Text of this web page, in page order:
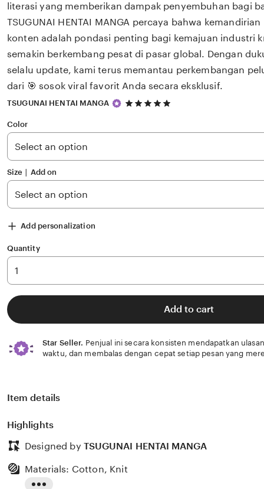
literasi yang memberikan dampak penyembuhan bagi
TSUGUNAI HENTAI MANGA percaya bahwa
konten adalah pondasi penting bagi kemajuan industri
semakin berkembang pesat di pasar global. Dengan
selalu update, kami terus memantau perkembangan
dari 🎯 sosok viral favorit Anda secara eksklusif.
TSUGUNAI HENTAI MANGA
5
5
Color
Size ∣ Add on
Add personalization
Quantity
Add to cart
Star Seller. Penjual ini secara konsisten mendapatkan
waktu, dan membalas dengan cepat setiap pesan yang
Item details
Highlights
Designed by TSUGUNAI HENTAI MANGA
Materials: Cotton, Knit